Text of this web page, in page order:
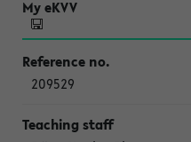
209529